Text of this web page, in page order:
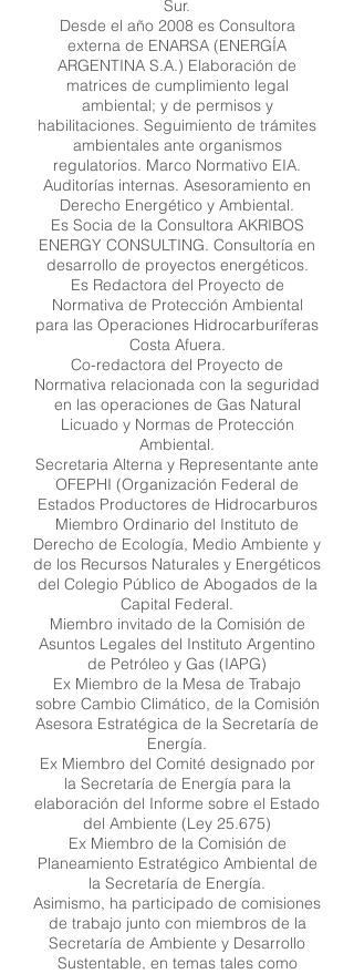
Sur.
Desde el año 2008 es Consultora
externa de ENARSA (ENERGÍA
ARGENTINA S.A.) Elaboración de
matrices de cumplimiento legal
ambiental; y de permisos y
habilitaciones. Seguimiento de trámites
ambientales ante organismos
regulatorios. Marco Normativo EIA.
Auditorías internas. Asesoramiento en
Derecho Energético y Ambiental.
Es Socia de la Consultora AKRIBOS
ENERGY CONSULTING. Consultoría en
desarrollo de proyectos energéticos.
Es Redactora del Proyecto de
Normativa de Protección Ambiental
para las Operaciones Hidrocarburíferas
Costa Afuera.
Co-redactora del Proyecto de
Normativa relacionada con la seguridad
en las operaciones de Gas Natural
Licuado y Normas de Protección
Ambiental.
Secretaria Alterna y Representante ante
OFEPHI (Organización Federal de
Estados Productores de Hidrocarburos
Miembro Ordinario del Instituto de
Derecho de Ecología, Medio Ambiente y
de los Recursos Naturales y Energéticos
del Colegio Público de Abogados de la
Capital Federal.
Miembro invitado de la Comisión de
Asuntos Legales del Instituto Argentino
de Petróleo y Gas (IAPG)
Ex Miembro de la Mesa de Trabajo
sobre Cambio Climático, de la Comisión
Asesora Estratégica de la Secretaría de
Energía.
Ex Miembro del Comité designado por
la Secretaría de Energía para la
elaboración del Informe sobre el Estado
del Ambiente (Ley 25.675)
Ex Miembro de la Comisión de
Planeamiento Estratégico Ambiental de
la Secretaría de Energía.
Asimismo, ha participado de comisiones
de trabajo junto con miembros de la
Secretaría de Ambiente y Desarrollo
Sustentable, en temas tales como